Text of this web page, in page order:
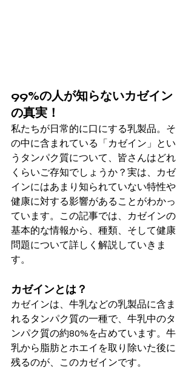
99%の人が知らないカゼイン
の真実！
私たちが日常的に口にする乳製品。そ
の中に含まれている「カゼイン」とい
うタンパク質について、皆さんはどれ
くらいご存知でしょうか？実は、カゼ
インにはあまり知られていない特性や
健康に対する影響があることがわかっ
ています。この記事では、カゼインの
基本的な情報から、種類、そして健康
問題について詳しく解説していきま
す。
カゼインとは？
カゼインは、牛乳などの乳製品に含ま
れるタンパク質の一種で、牛乳中のタ
ンパク質の約80%を占めています。牛
乳から脂肪とホエイを取り除いた後に
残るのが、このカゼインです。